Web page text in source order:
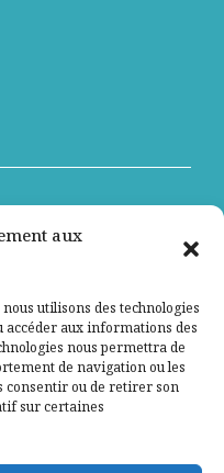
aux
utilisons des technologies
accéder aux informations des
nous permettra de
de navigation ou les
consentir ou de retirer son
sur certaines